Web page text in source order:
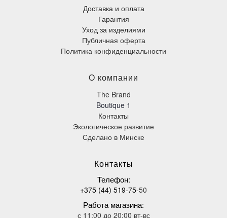
О компании
Доставка и оплата
Гарантия
Уход за изделиями
Публичная оферта
Политика конфиденциальности
The Brand
Boutique 1
Контакты
Экологическое развитие
Сделано в Минске
Контакты
Телефон:
+375 (44) 519-75-50
Работа магазина:
с 11:00 до 20:00 вт-вс